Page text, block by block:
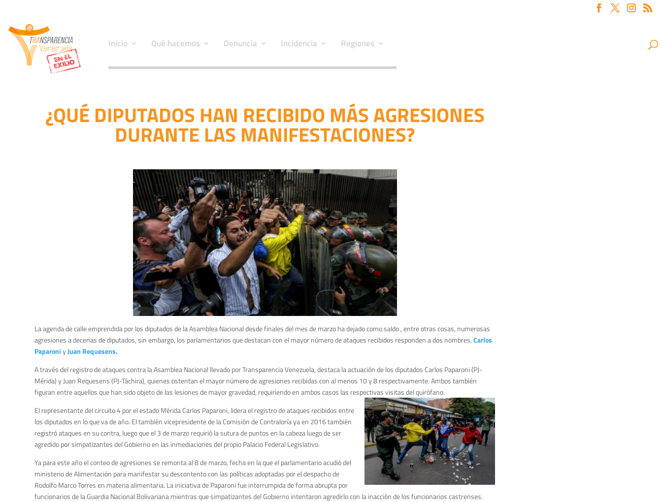
Inicio Qué hacemos Denuncia Incidencia Regiones
¿QUÉ DIPUTADOS HAN RECIBIDO MÁS AGRESIONES
DURANTE LAS MANIFESTACIONES?
La agenda de calle emprendida por los diputados de la Asamblea Nacional desde finales del mes de marzo ha dejado como saldo , entre otras cosas, numerosas
agresiones a decenas de diputados, sin embargo, los parlamentarios que destacan con el mayor número de ataques recibidos responden a dos nombres,Carlos
PaparoniyJuan Requesens.
A través del registro de ataques contra la Asamblea Nacional llevado por Transparencia Venezuela, destaca la actuación de los diputados Carlos Paparoni (PJ-
Mérida) y Juan Requesens (PJ-Táchira), quienes ostentan el mayor número de agresiones recibidas con al menos 10 y 8 respectivamente. Ambos también
figuran entre aquellos que han sido objeto de las lesiones de mayor gravedad, requiriendo en ambos casos las respectivas visitas del quirófano.
El representante del circuito 4 por el estado Mérida Carlos Paparoni, lidera el registro de ataques recibidos entre
los diputados en lo que va de año. El también vicepresidente de la Comisión de Contraloría ya en 2016 también
registró ataques en su contra, luego que el 3 de marzo requirió la sutura de puntos en la cabeza luego de ser
agredido por simpatizantes del Gobierno en las inmediaciones del propio Palacio Federal Legislativo.
Ya para este año el conteo de agresiones se remonta al 8 de marzo, fecha en la que el parlamentario acudió del
ministerio de Alimentación para manifestar su descontento con las políticas adoptadas por el despacho de
Rodolfo Marco Torres en materia alimentaria. La iniciativa de Paparoni fue interrumpida de forma abrupta por
funcionarios de la Guardia Nacional Bolivariana mientras que simpatizantes del Gobierno intentaron agredirlo con la inacción de los funcionarios castrenses.